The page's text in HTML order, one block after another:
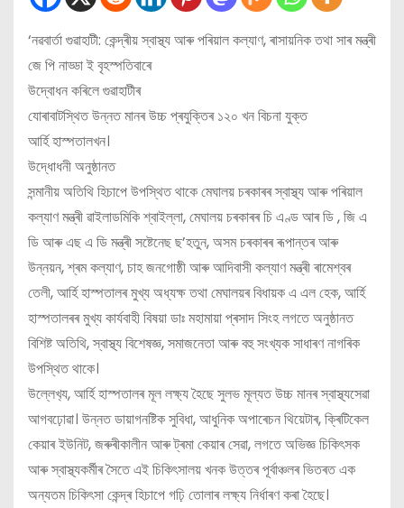
‘নৱবাৰ্তা গুৱাহাটী: কেন্দ্ৰীয় স্বাস্থ্য আৰু পৰিয়াল কল্যাণ, ৰাসায়নিক তথা সাৰ মন্ত্ৰী
জে পি নাড্ডা ই বৃহস্পতিবাৰে
উদ্বোধন কৰিলে গুৱাহাটীৰ
যোৰাবাটস্থিত উন্নত মানৰ উচ্চ প্ৰযুক্তিৰ ১২০ খন বিচনা যুক্ত
আৰ্হি হাস্পতালখন।
উদ্ধোধনী অনুষ্ঠানত
সন্মানীয় অতিথি হিচাপে উপস্থিত থাকে মেঘালয় চৰকাৰৰ স্বাস্থ্য আৰু পৰিয়াল
কল্যাণ মন্ত্ৰী ৱাইলাডমিকি শ্বাইল্লা, মেঘালয় চৰকাৰৰ চি এণ্ড আৰ ডি , জি এ
ডি আৰু এছ এ ডি মন্ত্ৰী সষ্টেনেছ ছ’হতুন, অসম চৰকাৰৰ ৰূপান্তৰ আৰু
উন্নয়ন, শ্ৰম কল্যাণ, চাহ জনগোষ্ঠী আৰু আদিবাসী কল্যাণ মন্ত্ৰী ৰামেশ্বৰ
তেলী, আৰ্হি হাস্পতালৰ মুখ্য অধ্যক্ষ তথা মেঘালয়ৰ বিধায়ক এ এল হেক, আৰ্হি
হাস্পতালৰৰ মুখ্য কাৰ্যবাহী বিষয়া ডাঃ মহামায়া প্ৰসাদ সিংহ লগতে অনুষ্ঠানত
বিশিষ্ট অতিথি, স্বাস্থ্য বিশেষজ্ঞ, সমাজনেতা আৰু বহু সংখ্যক সাধাৰণ নাগৰিক
উপস্থিত থাকে।
উল্লেখ‍্য, আৰ্হি হাস্পতালৰ মূল লক্ষ্য হৈছে সুলভ মূল্যত উচ্চ মানৰ স্বাস্থ্যসেৱা
আগবঢ়োৱা। উন্নত ডায়াগনষ্টিক সুবিধা, আধুনিক অপাৰেচন থিয়েটাৰ, ক্ৰিটিকেল
কেয়াৰ ইউনিট, জৰুৰীকালীন আৰু ট্ৰমা কেয়াৰ সেৱা, লগতে অভিজ্ঞ চিকিৎসক
আৰু স্বাস্থ্যকৰ্মীৰ সৈতে এই চিকিৎসালয় খনক উত্তৰ পূৰ্বাঞ্চলৰ ভিতৰত এক
অন্যতম চিকিৎসা কেন্দ্ৰ হিচাপে গঢ়ি তোলাৰ লক্ষ্য নিৰ্ধাৰণ কৰা হৈছে।